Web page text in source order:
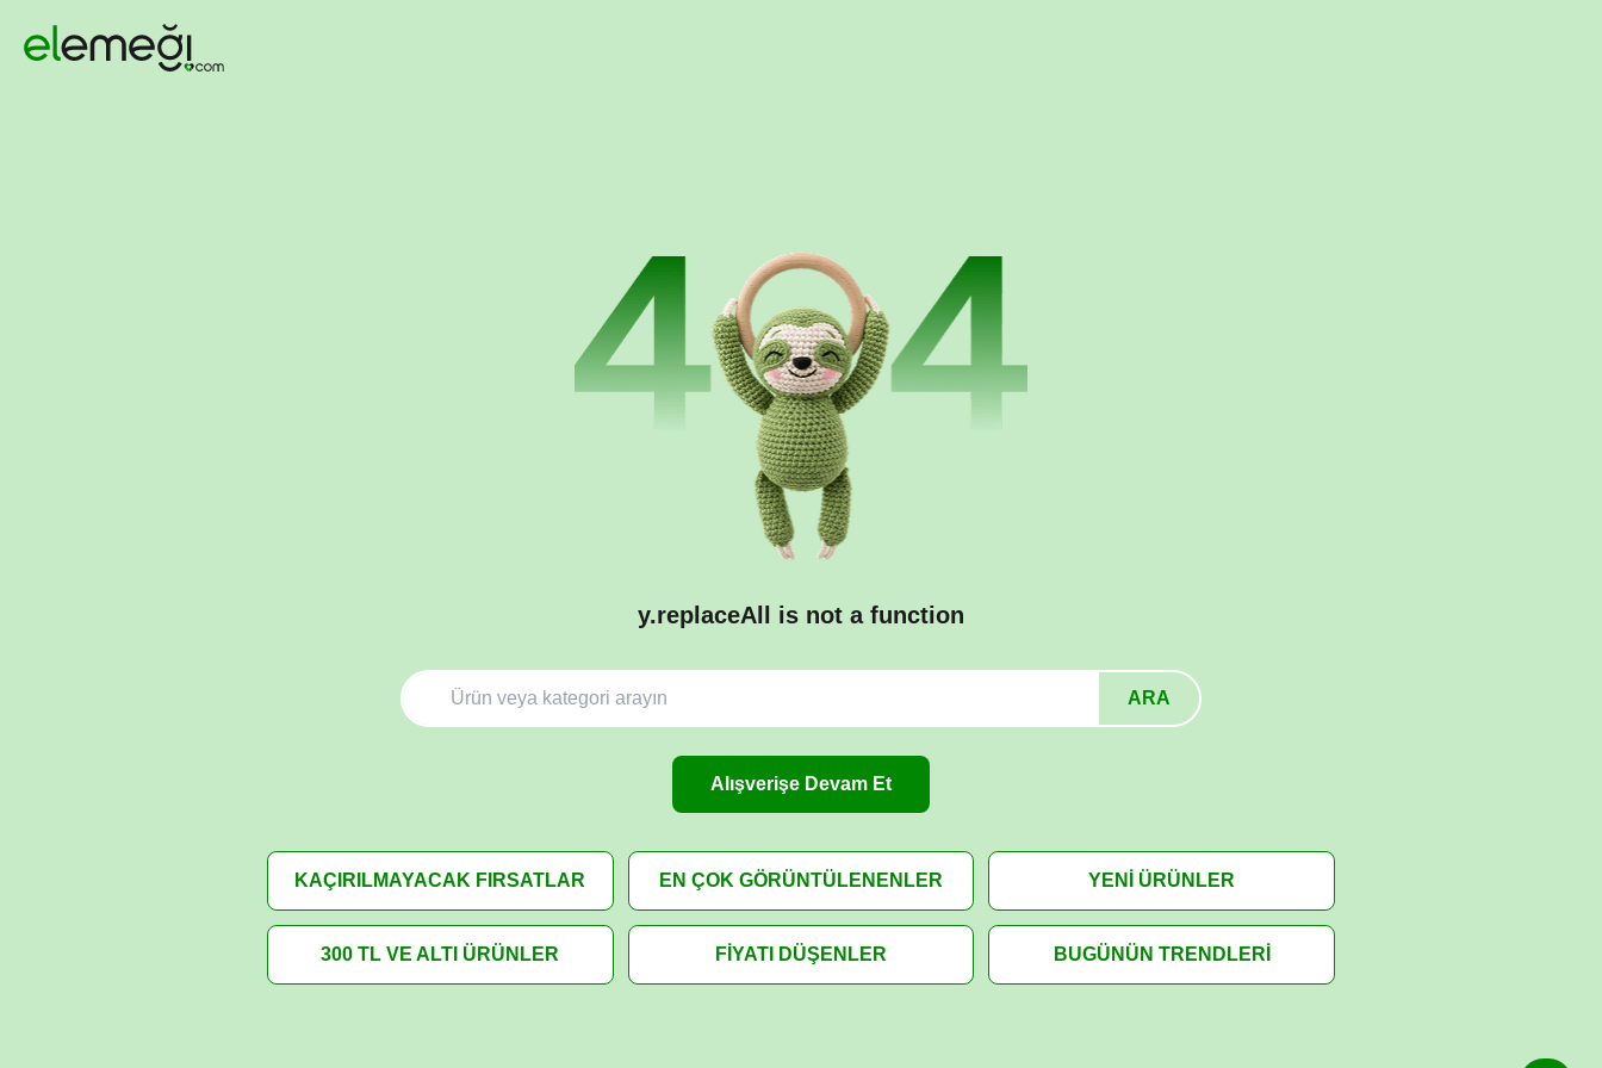
y.replaceAll is not a function
ARA
Alışverişe Devam Et
KAÇIRILMAYACAK FIRSATLAR EN ÇOK GÖRÜNTÜLENENLER YENİ ÜRÜNLER
300 TL VE ALTI ÜRÜNLER FİYATI DÜŞENLER BUGÜNÜN TRENDLERİ